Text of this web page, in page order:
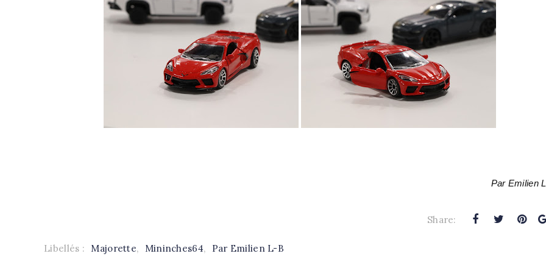
Par Emilien
Share:
Libellés : Majorette, Mininches64, Par Emilien L-B